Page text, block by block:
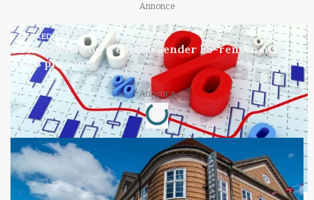
Annonce
MARKED
Olieprisfald og fredshåb sender F5-renten ned
på 3 procent
Annonce
Loading...